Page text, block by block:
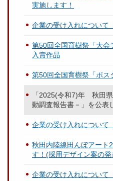
実施します！
企業の受け入れについて
第50回全国育樹祭「大会
入賞作品
第50回全国育樹祭「ポス
「2025(令和7)年 秋田
動調査報告書－」を公表
企業の受け入れについて
秋田内陸線田んぼアート
す！(採用デザイン案の発
企業の受け入れについて